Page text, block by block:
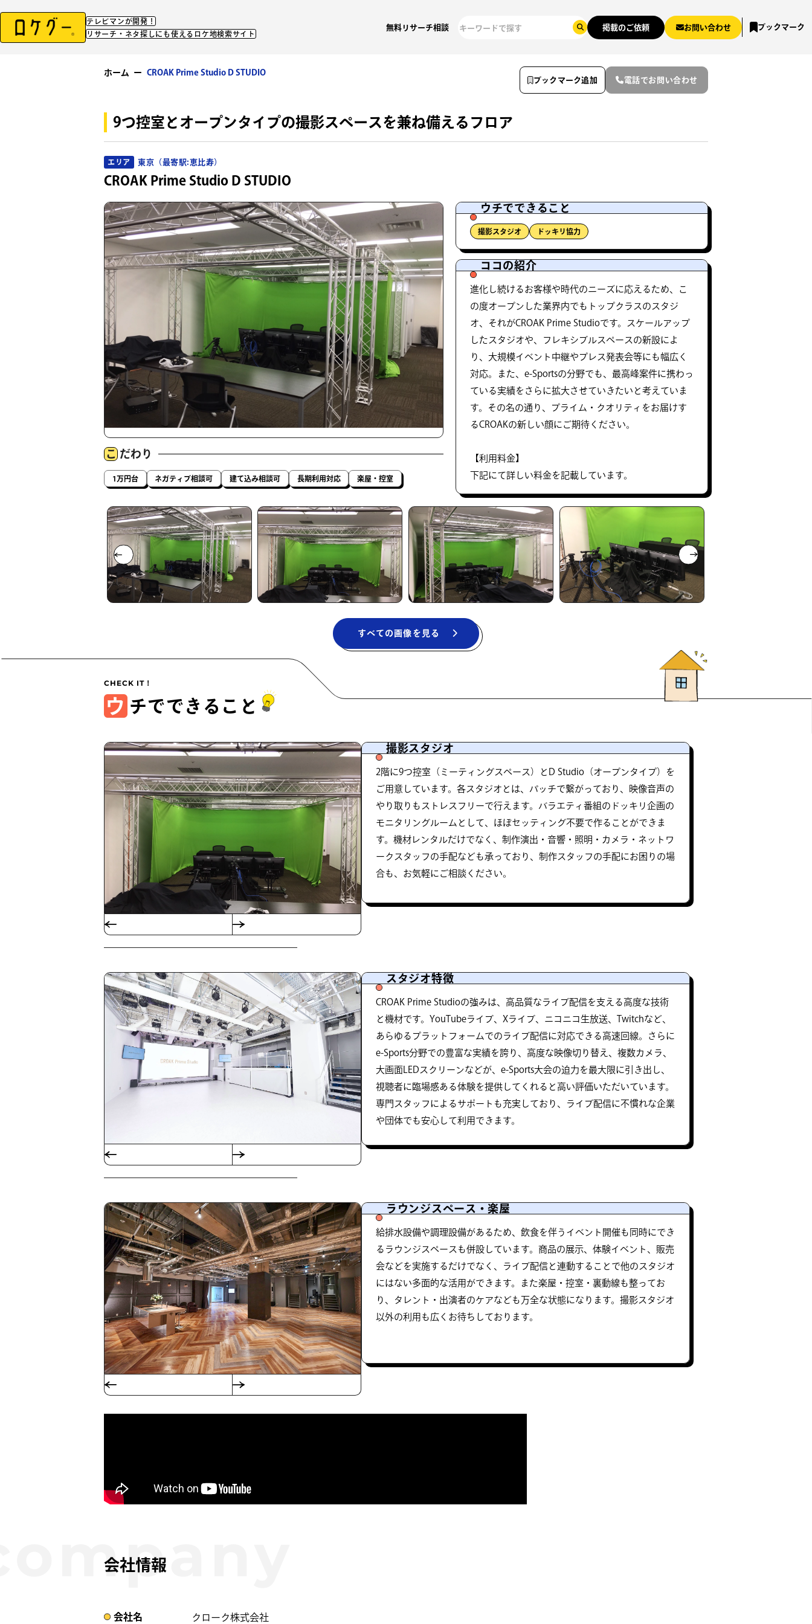
テレビマンが開発！
リサーチ・ネタ探しにも使えるロケ地検索サイト
無料リサーチ相談 掲載のご依頼 お問い合わせ ブックマーク
ホーム ー CROAK Prime Studio D STUDIO
9つ控室とオープンタイプの撮影スペースを兼ね備えるフロア
エリア 東京（最寄駅:恵比寿）
CROAK Prime Studio D STUDIO
こ だわり
1万円台 ネガティブ相談可 建て込み相談可 長期利用対応 楽屋・控室
ウチでできること
撮影スタジオ ドッキリ協力
ココの紹介
進化し続けるお客様や時代のニーズに応えるため、こ
の度オープンした業界内でもトップクラスのスタジ
オ、それがCROAK Prime Studioです。スケールアップ
したスタジオや、フレキシブルスペースの新設によ
り、大規模イベント中継やプレス発表会等にも幅広く
対応。また、e-Sportsの分野でも、最高峰案件に携わっ
ている実績をさらに拡大させていきたいと考えていま
す。その名の通り、プライム・クオリティをお届けす
るCROAKの新しい顔にご期待ください。
【利用料金】
下記にて詳しい料金を記載しています。
すべての画像を見る
ウ チでできること
撮影スタジオ
2階に9つ控室（ミーティングスペース）とD Studio（オープンタイプ）を
ご用意しています。各スタジオとは、パッチで繋がっており、映像音声の
やり取りもストレスフリーで行えます。バラエティ番組のドッキリ企画の
モニタリングルームとして、ほぼセッティング不要で作ることができま
す。機材レンタルだけでなく、制作演出・音響・照明・カメラ・ネットワ
ークスタッフの手配なども承っており、制作スタッフの手配にお困りの場
合も、お気軽にご相談ください。
スタジオ特徴
CROAK Prime Studioの強みは、高品質なライブ配信を支える高度な技術
と機材です。YouTubeライブ、Xライブ、ニコニコ生放送、Twitchなど、
あらゆるプラットフォームでのライブ配信に対応できる高速回線。さらに
e-Sports分野での豊富な実績を誇り、高度な映像切り替え、複数カメラ、
大画面LEDスクリーンなどが、e-Sports大会の迫力を最大限に引き出し、
視聴者に臨場感ある体験を提供してくれると高い評価いただいています。
専門スタッフによるサポートも充実しており、ライブ配信に不慣れな企業
や団体でも安心して利用できます。
ラウンジスペース・楽屋
給排水設備や調理設備があるため、飲食を伴うイベント開催も同時にでき
るラウンジスペースも併設しています。商品の展示、体験イベント、販売
会などを実施するだけでなく、ライブ配信と連動することで他のスタジオ
にはない多面的な活用ができます。また楽屋・控室・裏動線も整ってお
り、タレント・出演者のケアなども万全な状態になります。撮影スタジオ
以外の利用も広くお待ちしております。
会社情報
会社名​ クローク株式会社​
ブックマーク追加 電話でお問い合わせ